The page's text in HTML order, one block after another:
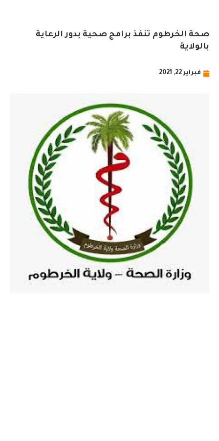
صحة الخرطوم تنفذ برامج صحية بدور الرعاية
بالولاية
فبراير 22, 2021